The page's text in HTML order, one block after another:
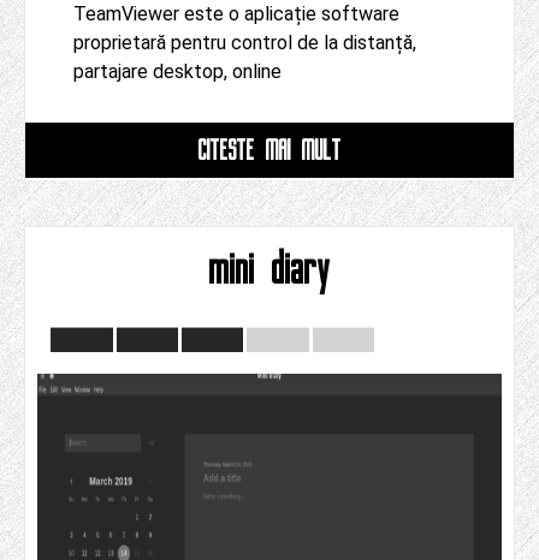
TeamViewer este o aplicație software
proprietară pentru control de la distanță,
partajare desktop, online
CITESTE MAI MULT
mini diary